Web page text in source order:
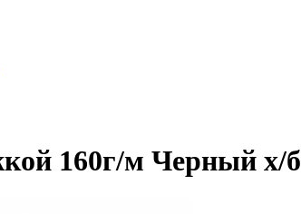
160г/м Черный х/б